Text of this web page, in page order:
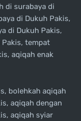
di surabaya di
di Dukuh Pakis,
di Dukuh Pakis,
tempat
aqiqah enak
bolehkah aqiqah
aqiqah dengan
aqiqah syiar